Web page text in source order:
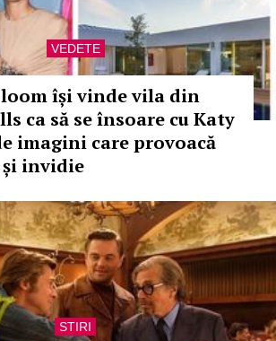
VEDETE
își vinde vila din
ca să se însoare cu Katy
imagini care provoacă
invidie
STIRI